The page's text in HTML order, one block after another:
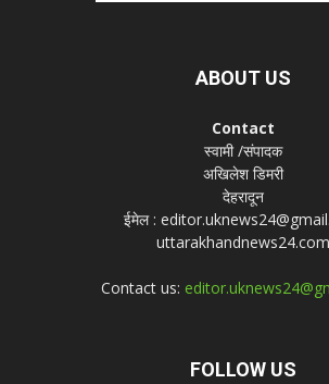
ABOUT US
Contact
स्वामी /संपादक
अखिलेश डिमरी
देहरादून
ईमेल :
uttarakhandnews24.com
Contact us:
FOLLOW US